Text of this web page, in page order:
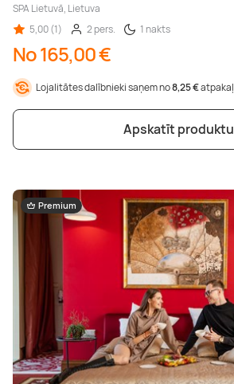
SPA Lietuvā, Lietuva
5,00 (1)
2 pers. 1 nakts
No 165,00 €
Lojalitātes dalībnieki saņem no8,25 €atpakaļ
Apskatīt produktu
Premium